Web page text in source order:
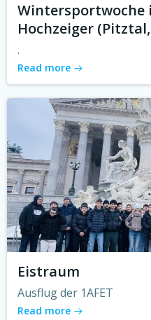
Wintersportwoche
Hochzeiger
.
Read more
Eistraum
Ausflug der 1AFET
Read more